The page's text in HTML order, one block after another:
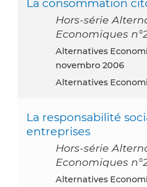
La consommation
Hors-série
Economiques
Alternatives Economiques, Paris, France,
novembro 2006
Alternatives
La responsabilité
entreprises
Hors-série
Economiques
Alternatives Economiques, Paris, France,